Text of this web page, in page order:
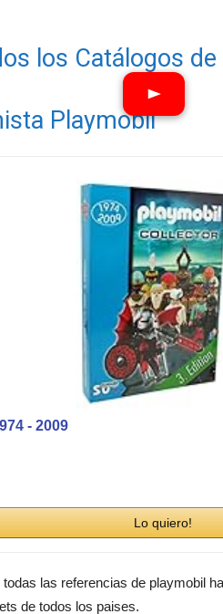
los Catálogos de
Playmobil
- 2009
Lo quiero!
las referencias de playmobil
de todos los paises.